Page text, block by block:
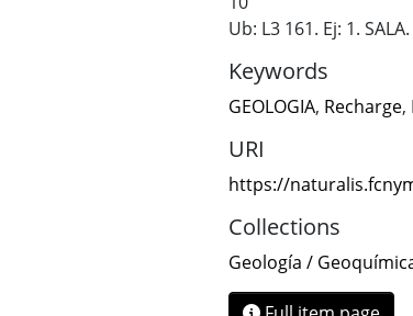
Ub: L3 161. Ej: 1. SALA.
Keywords
GEOLOGIA, Recharge,
URI
https://
Collections
Geología /